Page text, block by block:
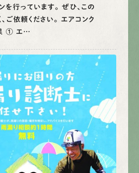
を行っています。 ぜひ、この
ご依頼ください。 エアコンク
果 ① エ…